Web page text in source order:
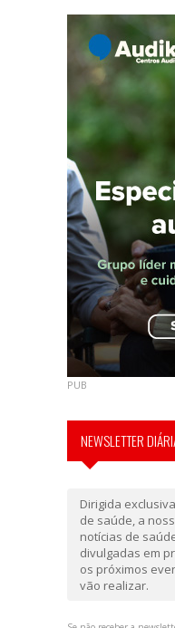
PUB
NEWSLETTER
Dirigida
de saúde, a
notícias de
divulgadas em
os próximos
vão realizar.